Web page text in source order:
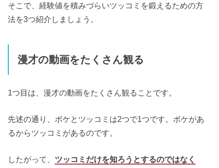
そこで、経験値を積みづらいツッコミを鍛えるための方
法を3つ紹介しましょう。
漫才の動画をたくさん観る
1つ目は、漫才の動画をたくさん観ることです。
先述の通り、ボケとツッコミは2つで1つです。ボケがあ
るからツッコミがあるのです。
したがって、 ツッコミだけを知ろうとするのではなく